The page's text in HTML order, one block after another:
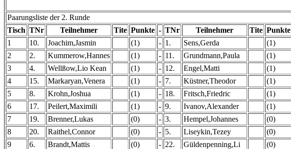
Paarungsliste der 2. Runde
Tisch TNr Teilnehmer Tite Punkte - TNr Teilnehmer Tite Punkte
1
10. Joachim,Jasmin (1) - 1. Sens,Gerda (1)
2
2. Kummerow,Hannes (1) - 11. Grundmann,Paula (1)
3
4. Wellßow,Lio Kean (1) - 12. Engel,Matti (1)
4
15. Markaryan,Venera (1) - 7. Küstner,Theodor (1)
5
8. Krohn,Joshua (1) - 18. Fritsch,Friedric (1)
6
17. Peilert,Maximili (1) - 9. Ivanov,Alexander (1)
7
19. Brenner,Lukas (0) - 3. Hempel,Johannes (0)
8
20. Raithel,Connor (0) - 5. Liseykin,Tezey (0)
9
6. Brandt,Mattis (0) - 22. Güldenpenning,Li (0)